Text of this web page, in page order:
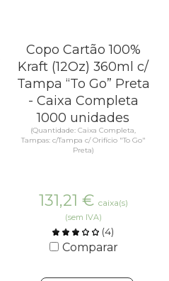
Copo Cartão 100%
Kraft (12Oz) 360ml c/
Tampa “To Go” Preta
- Caixa Completa
1000 unidades
(Quantidade: Caixa Completa,
Tampas: c/Tampa c/ Orifício "To Go"
Preta)
131,21 € caixa(s)
(sem IVA)
(4)
Comparar